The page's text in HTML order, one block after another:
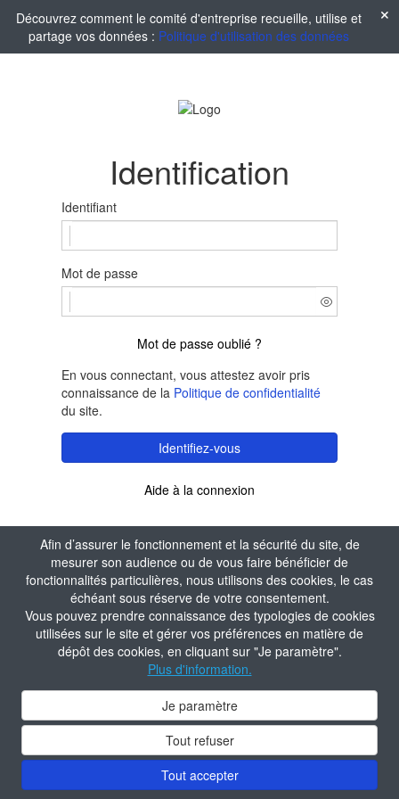
Afin d’assurer le fonctionnement et la sécurité du site, de
mesurer son audience ou de vous faire bénéficier de
fonctionnalités particulières, nous utilisons des cookies, le cas
échéant sous réserve de votre consentement.
Vous pouvez prendre connaissance des typologies de cookies
utilisées sur le site et gérer vos préférences en matière de
dépôt des cookies, en cliquant sur "Je paramètre".
Plus d'information.
Je paramètre
Tout refuser
Tout accepter
Découvrez comment le comité d'entreprise recueille, utilise et
partage vos données : Politique d'utilisation des données
Identification
Identifiant
Mot de passe
Mot de passe oublié ?
En vous connectant, vous attestez avoir pris
connaissance de la Politique de confidentialité
du site.
Identifiez-vous
Aide à la connexion